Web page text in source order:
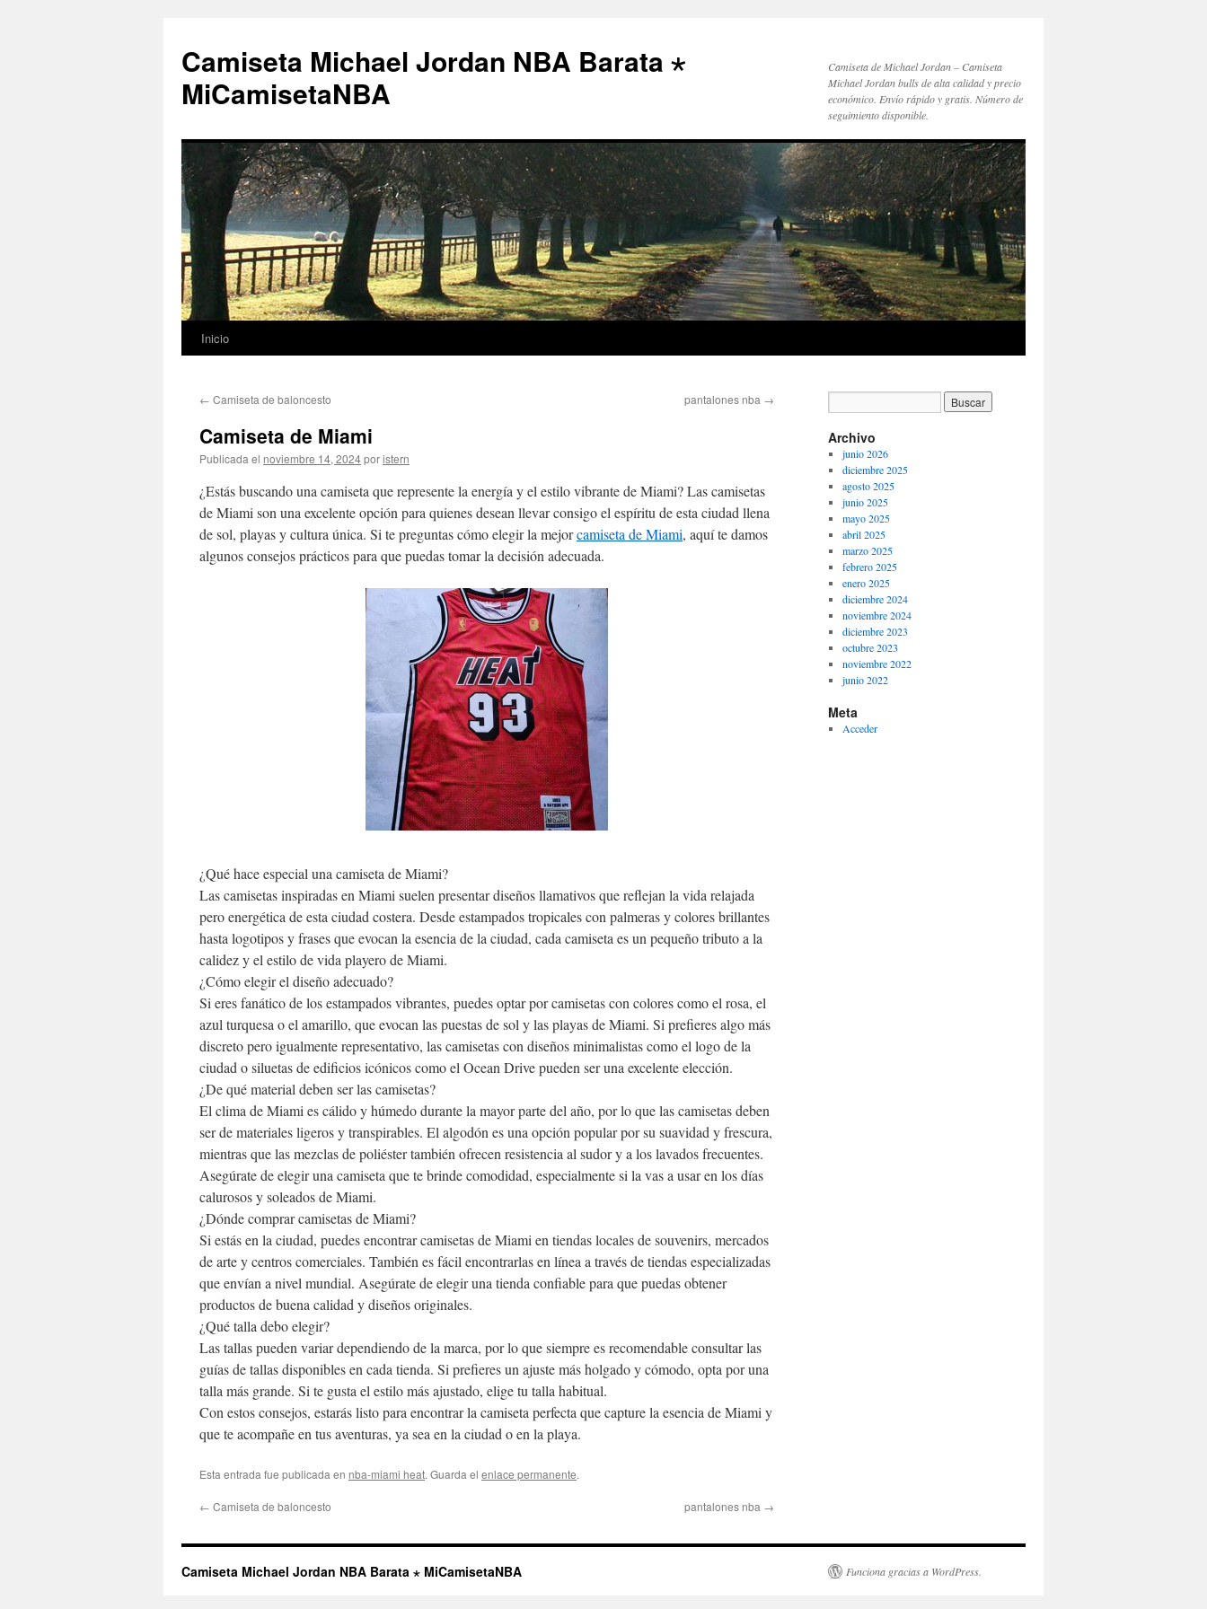
Camiseta Michael Jordan NBA Barata ⋆
MiCamisetaNBA
Camiseta de Michael Jordan – Camiseta
Michael Jordan bulls de alta calidad y precio
económico. Envío rápido y gratis. Número de
seguimiento disponible.
Saltar
contenido
Inicio
← Camiseta de baloncesto pantalones nba →
Camiseta de Miami
Publicada el noviembre 14, 2024poristern
¿Estás buscando una camiseta que represente la energía y el estilo vibrante de Miami? Las camisetas
de Miami son una excelente opción para quienes desean llevar consigo el espíritu de esta ciudad llena
de sol, playas y cultura única. Si te preguntas cómo elegir la mejorcamiseta de Miami, aquí te damos
algunos consejos prácticos para que puedas tomar la decisión adecuada.
¿Qué hace especial una camiseta de Miami?
Las camisetas inspiradas en Miami suelen presentar diseños llamativos que reflejan la vida relajada
pero energética de esta ciudad costera. Desde estampados tropicales con palmeras y colores brillantes
hasta logotipos y frases que evocan la esencia de la ciudad, cada camiseta es un pequeño tributo a la
calidez y el estilo de vida playero de Miami.
¿Cómo elegir el diseño adecuado?
Si eres fanático de los estampados vibrantes, puedes optar por camisetas con colores como el rosa, el
azul turquesa o el amarillo, que evocan las puestas de sol y las playas de Miami. Si prefieres algo más
discreto pero igualmente representativo, las camisetas con diseños minimalistas como el logo de la
ciudad o siluetas de edificios icónicos como el Ocean Drive pueden ser una excelente elección.
¿De qué material deben ser las camisetas?
El clima de Miami es cálido y húmedo durante la mayor parte del año, por lo que las camisetas deben
ser de materiales ligeros y transpirables. El algodón es una opción popular por su suavidad y frescura,
mientras que las mezclas de poliéster también ofrecen resistencia al sudor y a los lavados frecuentes.
Asegúrate de elegir una camiseta que te brinde comodidad, especialmente si la vas a usar en los días
calurosos y soleados de Miami.
¿Dónde comprar camisetas de Miami?
Si estás en la ciudad, puedes encontrar camisetas de Miami en tiendas locales de souvenirs, mercados
de arte y centros comerciales. También es fácil encontrarlas en línea a través de tiendas especializadas
que envían a nivel mundial. Asegúrate de elegir una tienda confiable para que puedas obtener
productos de buena calidad y diseños originales.
¿Qué talla debo elegir?
Las tallas pueden variar dependiendo de la marca, por lo que siempre es recomendable consultar las
guías de tallas disponibles en cada tienda. Si prefieres un ajuste más holgado y cómodo, opta por una
talla más grande. Si te gusta el estilo más ajustado, elige tu talla habitual.
Con estos consejos, estarás listo para encontrar la camiseta perfecta que capture la esencia de Miami y
que te acompañe en tus aventuras, ya sea en la ciudad o en la playa.
Esta entrada fue publicada en nba-miami heat. Guarda el enlace permanente.
← Camiseta de baloncesto pantalones nba →
Archivo
junio 2026
diciembre 2025
agosto 2025
junio 2025
mayo 2025
abril 2025
marzo 2025
febrero 2025
enero 2025
diciembre 2024
noviembre 2024
diciembre 2023
octubre 2023
noviembre 2022
junio 2022
Meta
Acceder
Camiseta Michael Jordan NBA Barata ⋆ MiCamisetaNBA Funciona gracias a WordPress.